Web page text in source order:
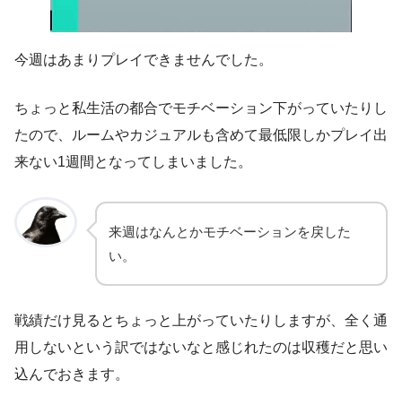
今週はあまりプレイできませんでした。
ちょっと私生活の都合でモチベーション下がっていたりし
たので、ルームやカジュアルも含めて最低限しかプレイ出
来ない1週間となってしまいました。
来週はなんとかモチベーションを戻した
い。
戦績だけ見るとちょっと上がっていたりしますが、全く通
用しないという訳ではないなと感じれたのは収穫だと思い
込んでおきます。